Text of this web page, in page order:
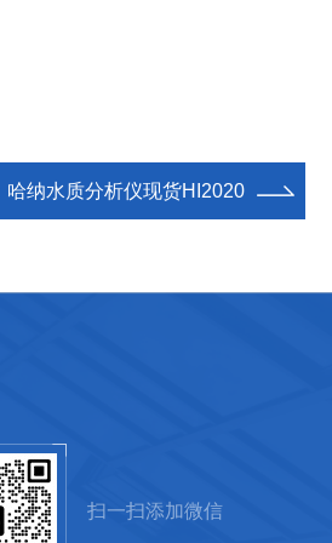
哈纳水质分析仪现货HI2020
扫一扫添加微信